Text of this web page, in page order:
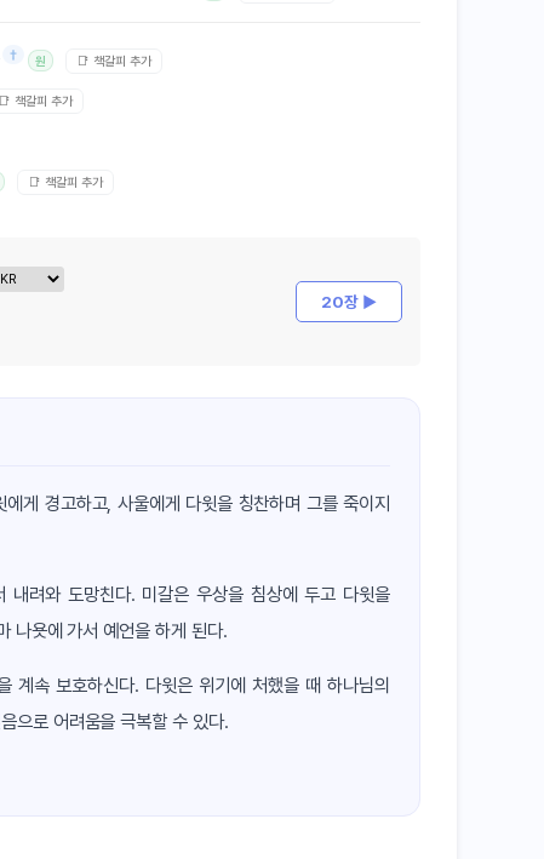
† 원 📑 책갈피 추가
📑 책갈피 추가
📑 책갈피 추가
20장 ▶
게 경고하고, 사울에게 다윗을 칭찬하며 그를 죽이지
려와 도망친다. 미갈은 우상을 침상에 두고 다윗을
나욧에 가서 예언을 하게 된다.
계속 보호하신다. 다윗은 위기에 처했을 때 하나님의
으로 어려움을 극복할 수 있다.